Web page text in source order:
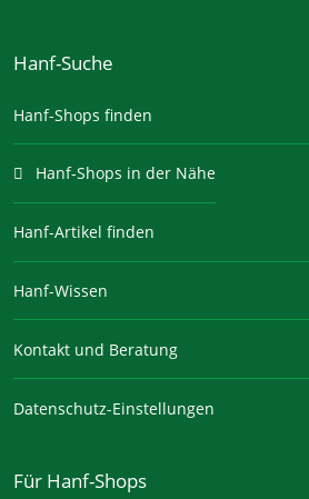
Hanf-Suche
Hanf-Shops finden
Hanf-Shops in der Nähe
Hanf-Artikel finden
Hanf-Wissen
Kontakt und Beratung
Datenschutz-Einstellungen
Für Hanf-Shops